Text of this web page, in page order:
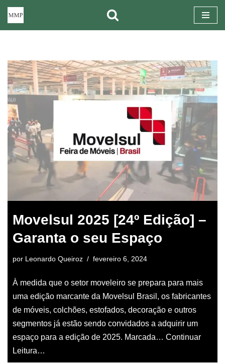
conteúdo
Movelsul 2025 [24º Edição] –
Garanta o seu Espaço
por Leonardo Queiroz fevereiro 6, 2024
À medida que o setor moveleiro se prepara para mais
uma edição marcante da Movelsul Brasil, os fabricantes
de móveis, colchões, estofados, decoração e outros
segmentos já estão sendo convidados a adquirir um
espaço para a edição de 2025. Marcada… Continuar
Leitura…